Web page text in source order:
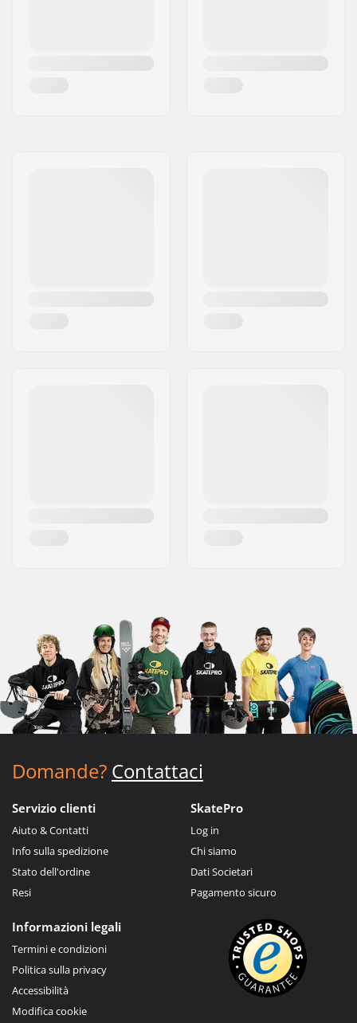
Domande? Contattaci
Servizio clienti
Aiuto & Contatti
Info sulla spedizione
Stato dell'ordine
Resi
SkatePro
Log in
Chi siamo
Dati Societari
Pagamento sicuro
Informazioni legali
Termini e condizioni
Politica sulla privacy
Accessibilità
Modifica cookie